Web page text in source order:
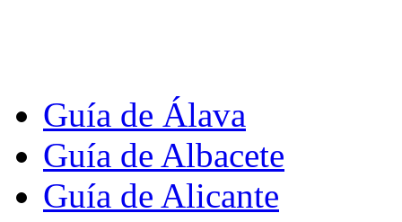
Guía de Álava
Guía de Albacete
Guía de Alicante